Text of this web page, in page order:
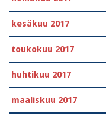
kesäkuu 2017
toukokuu 2017
huhtikuu 2017
maaliskuu 2017